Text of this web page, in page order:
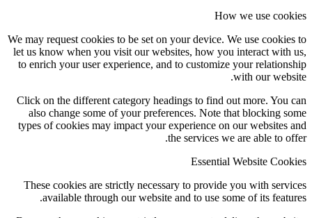
How we use
We may request cookies to be set on your device. We use
let us know when you visit our websites, how you interact
to enrich your user experience, and to customize your
with our
Click on the different category headings to find out more. You
also change some of your preferences. Note that blocking
types of cookies may impact your experience on our websites
the services we are able to
Essential Website
These cookies are strictly necessary to provide you with
available through our website and to use some of its